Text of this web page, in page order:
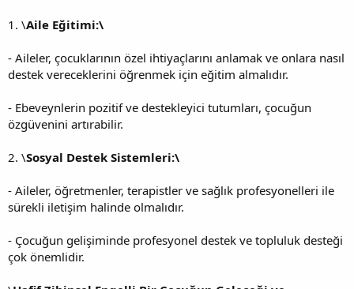
1. \Aile Eğitimi:\
- Aileler, çocuklarının özel ihtiyaçlarını anlamak ve onlara nasıl
destek vereceklerini öğrenmek için eğitim almalıdır.
- Ebeveynlerin pozitif ve destekleyici tutumları, çocuğun
özgüvenini artırabilir.
2. \Sosyal Destek Sistemleri:\
- Aileler, öğretmenler, terapistler ve sağlık profesyonelleri ile
sürekli iletişim halinde olmalıdır.
- Çocuğun gelişiminde profesyonel destek ve topluluk desteği
çok önemlidir.